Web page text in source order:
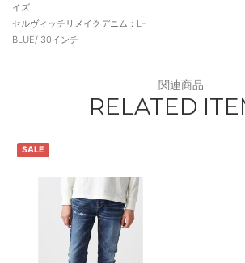
イズ
セルヴィッチリメイクデニム：L–
BLUE/ 30インチ
関連商品
RELATED
SALE